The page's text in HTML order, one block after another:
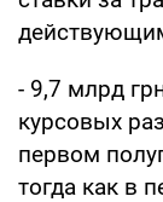
- 9,7 млрд
курсовых
первом
тогда как в